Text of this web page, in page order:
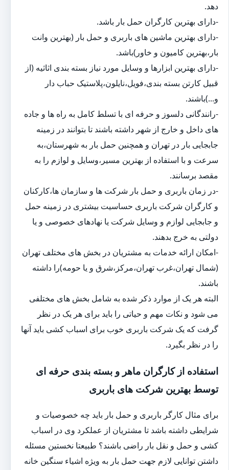
دهد.
-دارای بهترین کارگران حمل بار باشد.
-دارای بهترین ماشین های باربری و حمل بار (بهترین وانت
بار،بهترین کامیون و خاور)باشد.
-دارای بهترین ابزارها و وسایل مورد نیاز بسته بندی اثاثیه (از
قبیل کارتن بسته بندی،فویل،نایلون،پلاستیک حباب دار
و...)باشند.
-رانندگانی دلسوز و حرفه ای با تسلط کامل به راه ها و جاده
های داخل و خارج از شهر داشته باشند تا بتوانند در زمینه
جابجایی بار در تهران و همچنین حمل بار به شهرستان،به
سرعت و با استفاده از بهترین مسیر،وسایل و لوازم را به
مقصد برسانند.
-در زمان باربری و حمل بار شرکت ها و سازمان ها،کارکنان
و کارگران شرکت باربری حساسیت بیشتری در زمینه حمل
و جابجایی لوازم و وسایل شرکت یا نهادهای خصوصی و یا
دولتی به خرج بدهند.
-امکان ارائه خدمات به مشتریان در بخش های مختلف تهران
(شمال تهران،غرب تهران،مرکز،شرق و یا حومه)را داشته
باشند.
البته هر یک از موارد ذکر شده به شامل بخش های مختلفی
می شود و نکات مهم و حیاتی را باید برای هر یک در نظر
گرفت که یک شرکت باربری خوب برای اسباب کشی باید آنها
را در نظر بگیرد.
استفاده از کارگران ماهر و بسته بندی حرفه ای
توسط بهترین شرکت های باربری
برای مثال کارگر باربری و حمل بار باید چه خصوصیات و
شرایطی داشته باشد تا مشتریان از عملکرد وی در اسباب
کشی و حمل و نقل بار راضی باشند؟ طبیعتا نخستین مسئله
داشتن توانایی لازم جهت حمل بار به ویژه اشیاء سنگین خانه